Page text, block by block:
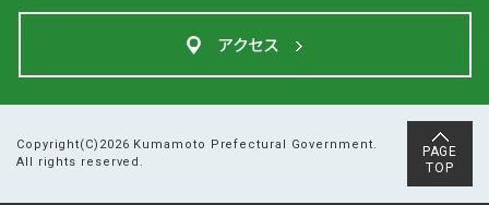
アクセス
Copyright(C)2026 Kumamoto Prefectural Government.
All rights reserved.
PAGE
TOP